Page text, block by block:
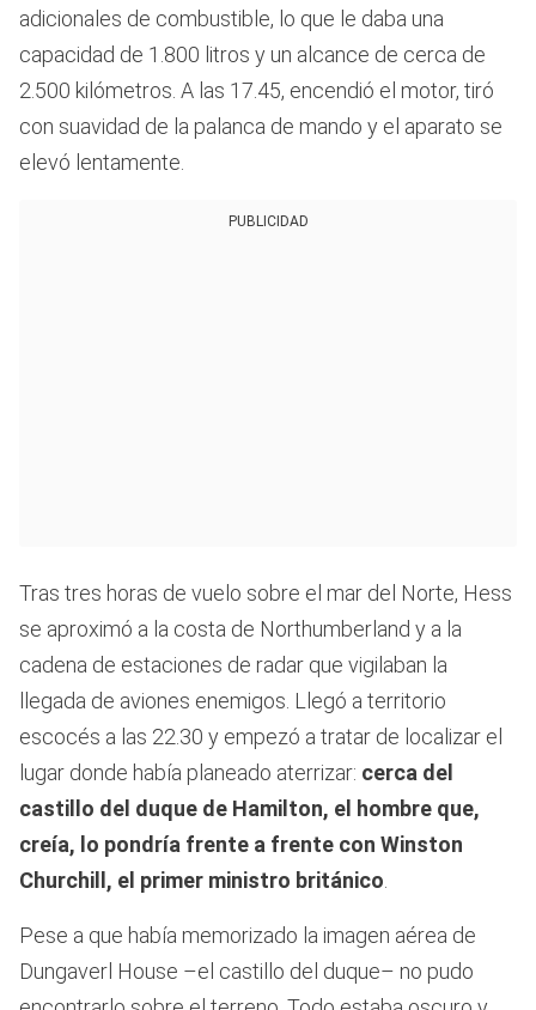
adicionales de combustible, lo que le daba una
capacidad de 1.800 litros y un alcance de cerca de
2.500 kilómetros. A las 17.45, encendió el motor, tiró
con suavidad de la palanca de mando y el aparato se
elevó lentamente.
PUBLICIDAD
Tras tres horas de vuelo sobre el mar del Norte, Hess
se aproximó a la costa de Northumberland y a la
cadena de estaciones de radar que vigilaban la
llegada de aviones enemigos. Llegó a territorio
escocés a las 22.30 y empezó a tratar de localizar el
lugar donde había planeado aterrizar: cerca del
castillo del duque de Hamilton, el hombre que,
creía, lo pondría frente a frente con Winston
Churchill, el primer ministro británico.
Pese a que había memorizado la imagen aérea de
Dungaverl House –el castillo del duque– no pudo